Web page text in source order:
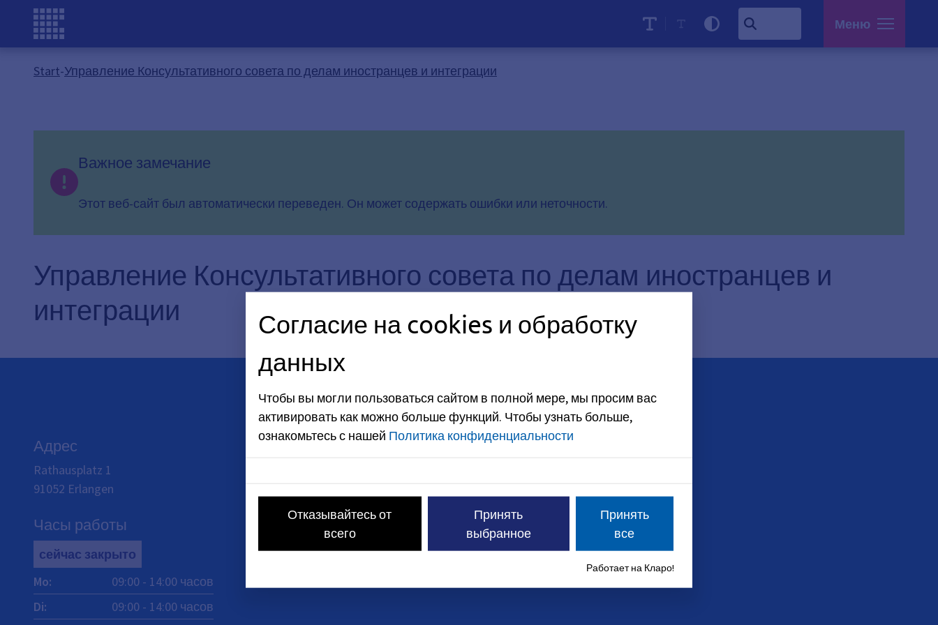
Меню
Start-Управление Консультативного совета по делам иностранцев и интеграции
Важное замечание
Этот веб-сайт был автоматически переведен. Он может содержать ошибки или неточности.
Управление Консультативного совета по делам иностранцев и
интеграции
Адрес
Rathausplatz 1
91052 Erlangen
Часы работы
сейчас закрыто
Mo: 09:00 - 14:00 часов
Di: 09:00 - 14:00 часов
Согласие на cookies и обработку
данных
Чтобы вы могли пользоваться сайтом в полной мере, мы просим вас
активировать как можно больше функций. Чтобы узнать больше,
ознакомьтесь с нашей Политика конфиденциальности
Отказывайтесь от
всего
Принять
выбранное
Принять
все
Работает на Кларо!